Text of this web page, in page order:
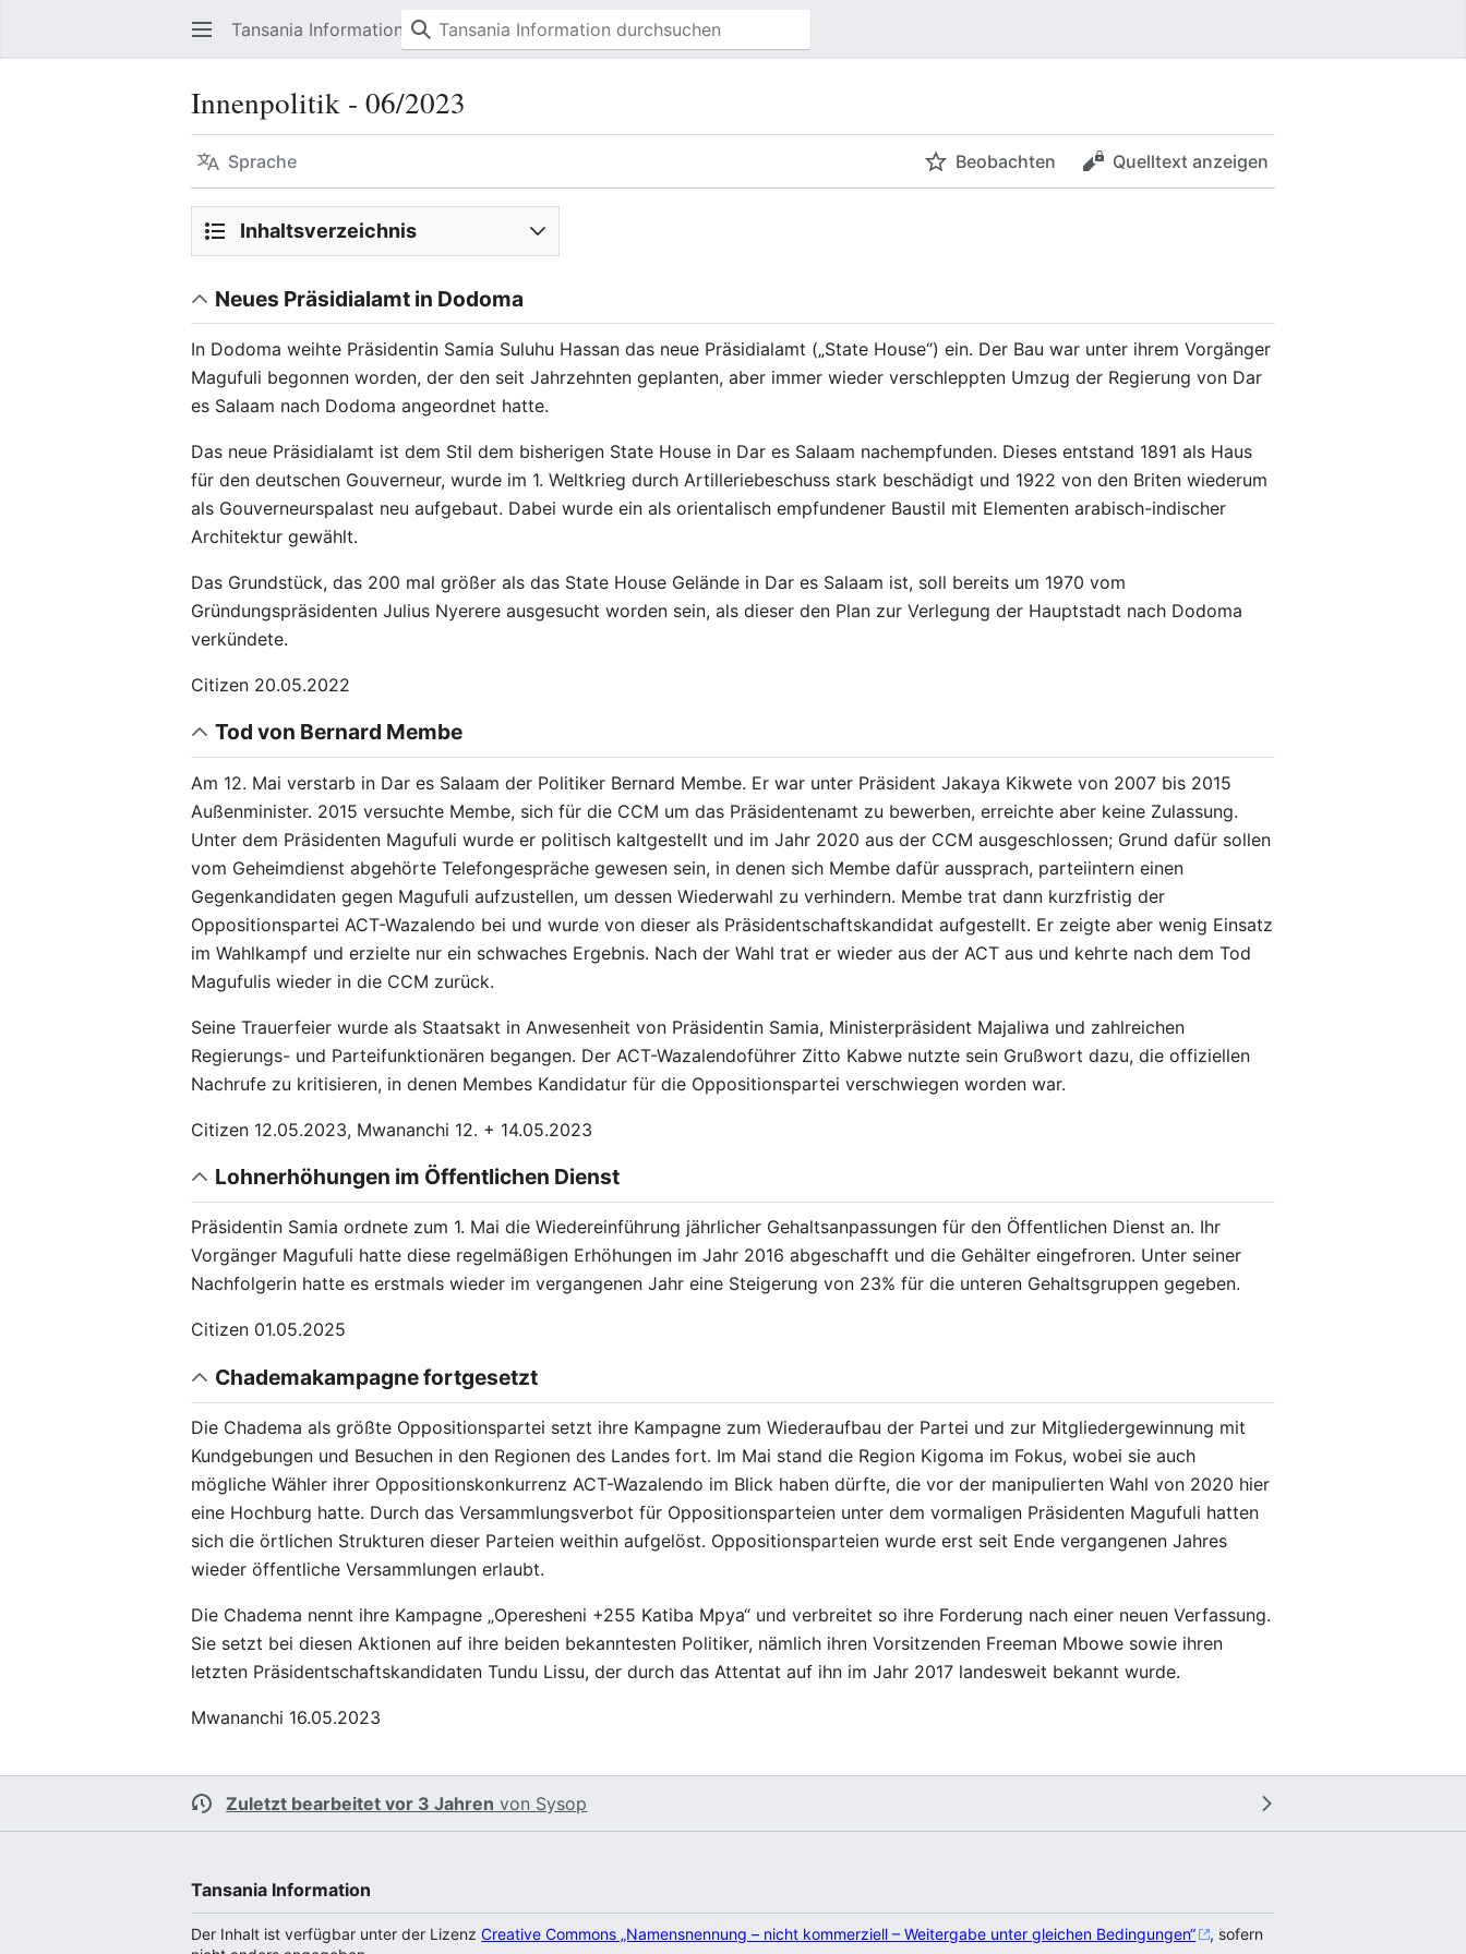
Tansania Information
Innenpolitik ‐ 06/2023
Sprache Beobachten Quelltext anzeigen
Inhaltsverzeichnis
Neues Präsidialamt in Dodoma
In Dodoma weihte Präsidentin Samia Suluhu Hassan das neue Präsidialamt („State House“) ein. Der Bau war unter ihrem Vorgänger
Magufuli begonnen worden, der den seit Jahrzehnten geplanten, aber immer wieder verschleppten Umzug der Regierung von Dar
es Salaam nach Dodoma angeordnet hatte.
Das neue Präsidialamt ist dem Stil dem bisherigen State House in Dar es Salaam nachempfunden. Dieses entstand 1891 als Haus
für den deutschen Gouverneur, wurde im 1. Weltkrieg durch Artilleriebeschuss stark beschädigt und 1922 von den Briten wiederum
als Gouverneurspalast neu aufgebaut. Dabei wurde ein als orientalisch empfundener Baustil mit Elementen arabisch-indischer
Architektur gewählt.
Das Grundstück, das 200 mal größer als das State House Gelände in Dar es Salaam ist, soll bereits um 1970 vom
Gründungspräsidenten Julius Nyerere ausgesucht worden sein, als dieser den Plan zur Verlegung der Hauptstadt nach Dodoma
verkündete.
Citizen 20.05.2022
Tod von Bernard Membe
Am 12. Mai verstarb in Dar es Salaam der Politiker Bernard Membe. Er war unter Präsident Jakaya Kikwete von 2007 bis 2015
Außenminister. 2015 versuchte Membe, sich für die CCM um das Präsidentenamt zu bewerben, erreichte aber keine Zulassung.
Unter dem Präsidenten Magufuli wurde er politisch kaltgestellt und im Jahr 2020 aus der CCM ausgeschlossen; Grund dafür sollen
vom Geheimdienst abgehörte Telefongespräche gewesen sein, in denen sich Membe dafür aussprach, parteiintern einen
Gegenkandidaten gegen Magufuli aufzustellen, um dessen Wiederwahl zu verhindern. Membe trat dann kurzfristig der
Oppositionspartei ACT-Wazalendo bei und wurde von dieser als Präsidentschaftskandidat aufgestellt. Er zeigte aber wenig Einsatz
im Wahlkampf und erzielte nur ein schwaches Ergebnis. Nach der Wahl trat er wieder aus der ACT aus und kehrte nach dem Tod
Magufulis wieder in die CCM zurück.
Seine Trauerfeier wurde als Staatsakt in Anwesenheit von Präsidentin Samia, Ministerpräsident Majaliwa und zahlreichen
Regierungs- und Parteifunktionären begangen. Der ACT-Wazalendoführer Zitto Kabwe nutzte sein Grußwort dazu, die offiziellen
Nachrufe zu kritisieren, in denen Membes Kandidatur für die Oppositionspartei verschwiegen worden war.
Citizen 12.05.2023, Mwananchi 12. + 14.05.2023
Lohnerhöhungen im Öffentlichen Dienst
Präsidentin Samia ordnete zum 1. Mai die Wiedereinführung jährlicher Gehaltsanpassungen für den Öffentlichen Dienst an. Ihr
Vorgänger Magufuli hatte diese regelmäßigen Erhöhungen im Jahr 2016 abgeschafft und die Gehälter eingefroren. Unter seiner
Nachfolgerin hatte es erstmals wieder im vergangenen Jahr eine Steigerung von 23% für die unteren Gehaltsgruppen gegeben.
Citizen 01.05.2025
Chademakampagne fortgesetzt
Die Chadema als größte Oppositionspartei setzt ihre Kampagne zum Wiederaufbau der Partei und zur Mitgliedergewinnung mit
Kundgebungen und Besuchen in den Regionen des Landes fort. Im Mai stand die Region Kigoma im Fokus, wobei sie auch
mögliche Wähler ihrer Oppositionskonkurrenz ACT-Wazalendo im Blick haben dürfte, die vor der manipulierten Wahl von 2020 hier
eine Hochburg hatte. Durch das Versammlungsverbot für Oppositionsparteien unter dem vormaligen Präsidenten Magufuli hatten
sich die örtlichen Strukturen dieser Parteien weithin aufgelöst. Oppositionsparteien wurde erst seit Ende vergangenen Jahres
wieder öffentliche Versammlungen erlaubt.
Die Chadema nennt ihre Kampagne „Operesheni +255 Katiba Mpya“ und verbreitet so ihre Forderung nach einer neuen Verfassung.
Sie setzt bei diesen Aktionen auf ihre beiden bekanntesten Politiker, nämlich ihren Vorsitzenden Freeman Mbowe sowie ihren
letzten Präsidentschaftskandidaten Tundu Lissu, der durch das Attentat auf ihn im Jahr 2017 landesweit bekannt wurde.
Mwananchi 16.05.2023
Zuletzt bearbeitet vor 3 Jahren von Sysop
Tansania Information
Der Inhalt ist verfügbar unter der LizenzCreative Commons „Namensnennung – nicht kommerziell – Weitergabe unter gleichen Bedingungen“
, sofern